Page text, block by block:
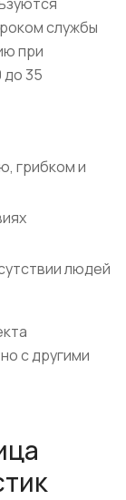
службы
при
до 35
грибком и
людей
с другими